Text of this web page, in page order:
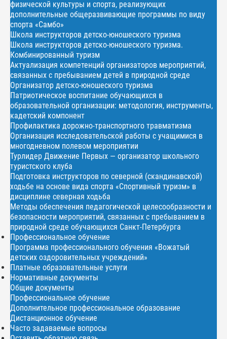
физической культуры и спорта, реализующих
дополнительные общеразвивающие программы по виду
спорта «Самбо»
Школа инструкторов детско-юношеского туризма
Школа инструкторов детско-юношеского туризма.
Комбинированный туризм
Актуализация компетенций организаторов мероприятий,
связанных с пребыванием детей в природной среде
Организатор детско-юношеского туризма
Патриотическое воспитание обучающихся в
образовательной организации: методология, инструменты,
кадетский компонент
Профилактика дорожно-транспортного травматизма
Организация исследовательской работы с учащимися в
многодневном полевом мероприятии
Турлидер Движение Первых — организатор школьного
туристского клуба
Подготовка инструкторов по северной (скандинавской)
ходьбе на основе вида спорта «Спортивный туризм» в
дисциплине северная ходьба
Методы обеспечения педагогической целесообразности и
безопасности мероприятий, связанных с пребыванием в
природной среде обучающихся Санкт-Петербурга
Профессиональное обучение
Программа профессионального обучения «Вожатый
детских оздоровительных учреждений»
Платные образовательные услуги
Нормативные документы
Общие документы
Профессиональное обучение
Дополнительное профессиональное образование
Дистанционное обучение
Часто задаваемые вопросы